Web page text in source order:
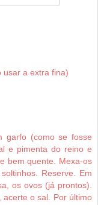
usar a extra fina)
garfo (como se fosse
e pimenta do reino e
bem quente. Mexa-os
Reserve. Em
os ovos (já prontos).
acerte o sal. Por último